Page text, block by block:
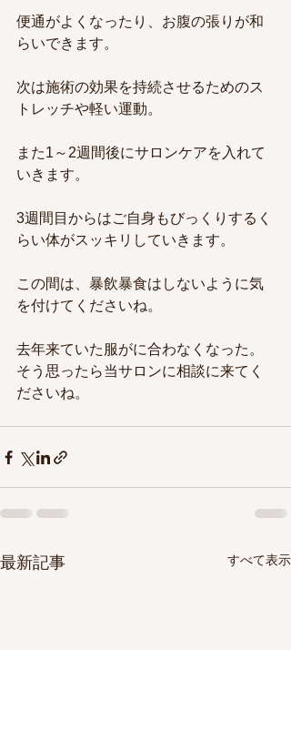
便通がよくなったり、お腹の張りが和
らいできます。
次は施術の効果を持続させるためのス
トレッチや軽い運動。
また1～2週間後にサロンケアを入れて
いきます。
3週間目からはご自身もびっくりするく
らい体がスッキリしていきます。
この間は、暴飲暴食はしないように気
を付けてくださいね。
去年来ていた服がに合わなくなった。
そう思ったら当サロンに相談に来てく
ださいね。
最新記事 すべて表示